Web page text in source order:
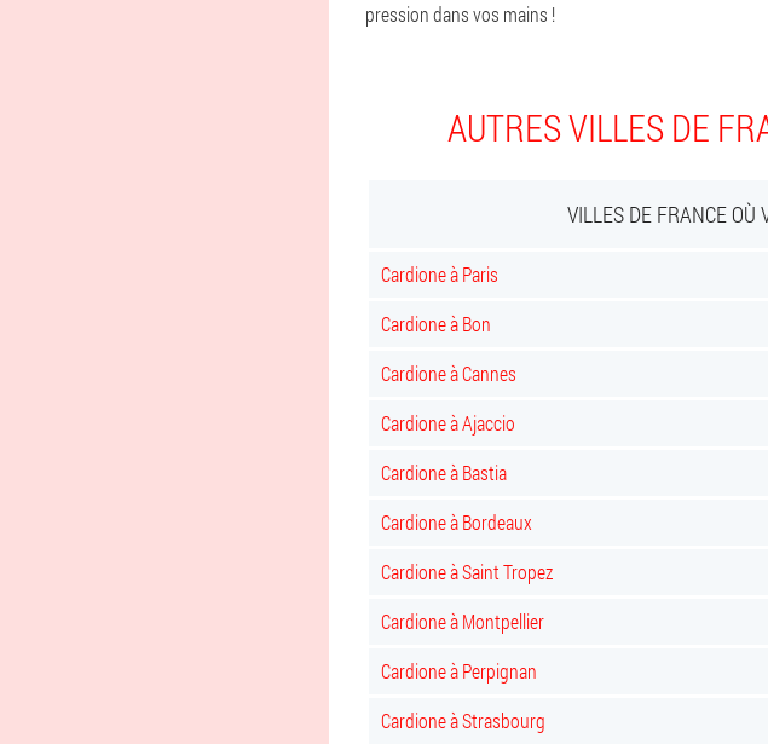
pression dans vos mains !
AUTRES VILLES DE
VILLES DE FRANCE OÙ
Cardione à Paris
Cardione à Bon
Cardione à Cannes
Cardione à Ajaccio
Cardione à Bastia
Cardione à Bordeaux
Cardione à Saint Tropez
Cardione à Montpellier
Cardione à Perpignan
Cardione à Strasbourg